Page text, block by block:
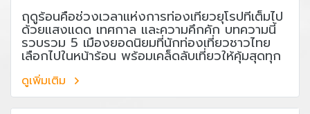
ฤดูร้อนคือช่วงเวลาแห่งการท่องเที่ยวยุโรปที่เต็มไป
ด้วยแสงแดด เทศกาล และความคึกคัก บทความนี้
รวบรวม 5 เมืองยอดนิยมที่นักท่องเที่ยวชาวไทย
เลือกไปในหน้าร้อน พร้อมเคล็ดลับเที่ยวให้คุ้มสุดทุก
ดูเพิ่มเติม